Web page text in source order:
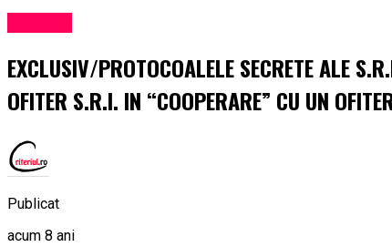
EXCLUSIV/PROTOCOALELE SECRETE ALE
OFITER S.R.I. IN “COOPERARE” CU UN
Publicat
acum 8 ani